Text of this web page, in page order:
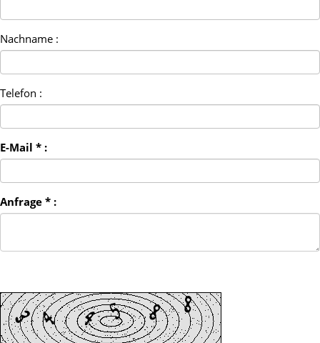
Nachname :
Telefon :
E-Mail * :
Anfrage * :